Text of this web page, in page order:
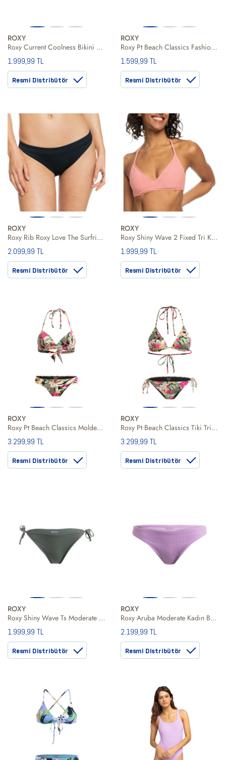
ROXY
Roxy Current Coolness Bikini Ts Kadın Mavi Bikini Alt
1.999,99 TL
Resmi Distribütör
ROXY
Roxy Pt Beach Classics Fashion Mod Kadın Bikini Alt
1.599,99 TL
Resmi Distribütör
ROXY
Roxy Rib Roxy Love The Surfrider Cl Kadın Siyah Bikini Alt
2.099,99 TL
Resmi Distribütör
ROXY
Roxy Shiny Wave 2 Fixed Tri Kadın Bikini Üst
1.999,99 TL
Resmi Distribütör
ROXY
Roxy Pt Beach Classics Molded Tri Kadın Bikini
3.299,99 TL
Resmi Distribütör
ROXY
Roxy Pt Beach Classics Tiki Tri Kadın Bikini
3.299,99 TL
Resmi Distribütör
ROXY
Roxy Shiny Wave Ts Moderate Kadın Yeşil Bikini Alt
1.999,99 TL
Resmi Distribütör
ROXY
Roxy Aruba Moderate Kadın Bikini Alt
2.199,99 TL
Resmi Distribütör